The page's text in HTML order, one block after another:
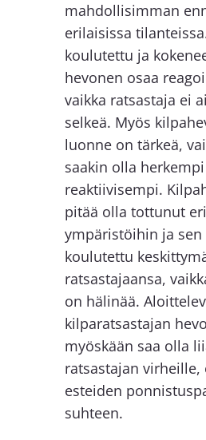
mahdollisimman
erilaisissa
koulutettu ja
hevonen osaa
vaikka ratsastaja ei
selkeä. Myös
luonne on tärkeä,
saakin olla
reaktiivisempi.
pitää olla tottunut
ympäristöihin ja sen
koulutettu
ratsastajaansa,
on hälinää.
kilparatsastajan
myöskään saa olla
ratsastajan virheille,
esteiden
suhteen.